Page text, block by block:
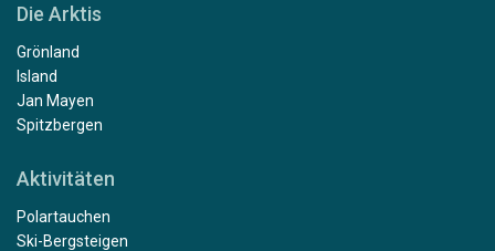
Die Arktis
Grönland
Island
Jan Mayen
Spitzbergen
Aktivitäten
Polartauchen
Ski-Bergsteigen